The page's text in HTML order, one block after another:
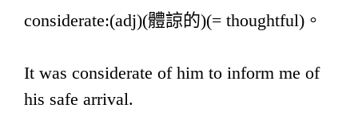
considerate:(adj)(體諒的)(= thoughtful)。
It was considerate of him to inform me of
his safe arrival.